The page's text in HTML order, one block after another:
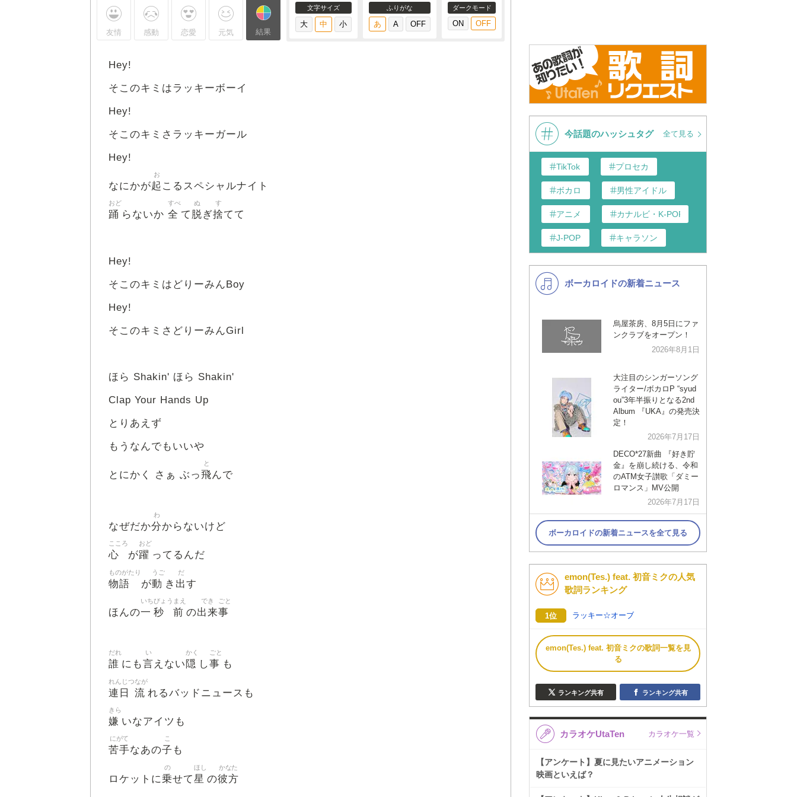
友情 感動 恋愛 元気 結果
文字サイズ ふりがな ダークモード
Hey!
そこのキミはラッキーボーイ
Hey!
そこのキミさラッキーガール
Hey!
なにかが起
お
こるスペシャルナイト
踊
おど
らないか 全
すべ
て 脱
ぬ
ぎ捨
す
てて
Hey!
そこのキミはどりーみんBoy
Hey!
そこのキミさどりーみんGirl
ほら Shakin' ほら Shakin'
Clap Your Hands Up
とりあえず
もうなんでもいいや
とにかく さぁ ぶっ飛
と
んで
なぜだか分
わ
からないけど
心
こころ
が躍
おど
ってるんだ
物語
ものがたり
が動
うご
き 出
だ
す
ほんの一
いち
秒
びょう
前
まえ
の出来
でき
事
ごと
誰
だれ
にも言
い
えない 隠
かく
し事
ごと
も
連日
れんじつ
流
なが
れるバッドニュースも
嫌
きら
いなアイツも
苦手
にがて
なあの子
こ
も
ロケットに乗
の
せて星
ほし
の彼方
かなた
今話題のハッシュタグ 全て見る
TikTok プロセカ
ボカロ 男性アイドル
アニメ カナルビ・K-POP和訳
J-POP キャラソン
K-POP 演歌・歌謡
VTuber ディズニー
ボーカロイドの新着ニュース
烏屋茶房、8月5日にファ
ンクラブをオープン！
2026年8月1日
大注目のシンガーソング
ライター/ボカロP “syud
ou”3年半振りとなる2nd
Album 『UKA』の発売決
定！
2026年7月17日
DECO*27新曲 『好き貯
金』を崩し続ける、令和
のATM女子讃歌「ダミー
ロマンス」MV公開
2026年7月17日
ボーカロイドの新着ニュースを全て見る
emon(Tes.) feat. 初音ミクの人気
歌詞ランキング
1位 ラッキー☆オーブ
emon(Tes.) feat. 初音ミクの歌詞一覧を見
る
ランキング共有 ランキング共有
カラオケUtaTen カラオケ一覧
【アンケート】夏に見たいアニメーション
映画といえば？